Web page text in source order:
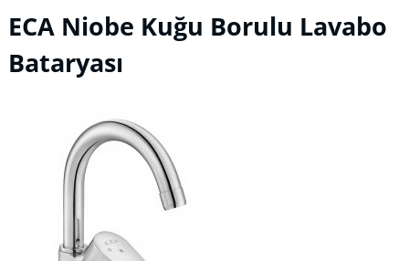
ECA Niobe Kuğu Borulu Lavabo
Bataryası